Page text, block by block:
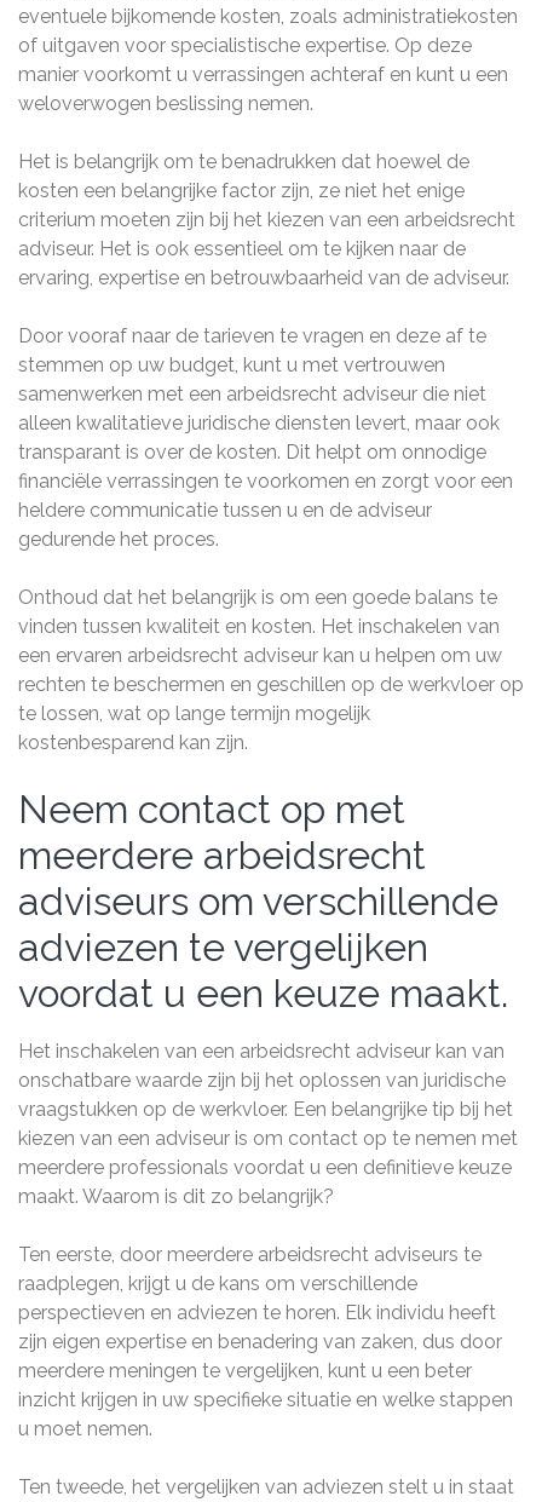
eventuele bijkomende kosten, zoals administratiekosten
of uitgaven voor specialistische expertise. Op deze
manier voorkomt u verrassingen achteraf en kunt u een
weloverwogen beslissing nemen.
Het is belangrijk om te benadrukken dat hoewel de
kosten een belangrijke factor zijn, ze niet het enige
criterium moeten zijn bij het kiezen van een arbeidsrecht
adviseur. Het is ook essentieel om te kijken naar de
ervaring, expertise en betrouwbaarheid van de adviseur.
Door vooraf naar de tarieven te vragen en deze af te
stemmen op uw budget, kunt u met vertrouwen
samenwerken met een arbeidsrecht adviseur die niet
alleen kwalitatieve juridische diensten levert, maar ook
transparant is over de kosten. Dit helpt om onnodige
financiële verrassingen te voorkomen en zorgt voor een
heldere communicatie tussen u en de adviseur
gedurende het proces.
Onthoud dat het belangrijk is om een goede balans te
vinden tussen kwaliteit en kosten. Het inschakelen van
een ervaren arbeidsrecht adviseur kan u helpen om uw
rechten te beschermen en geschillen op de werkvloer op
te lossen, wat op lange termijn mogelijk
kostenbesparend kan zijn.
Neem contact op met
meerdere arbeidsrecht
adviseurs om verschillende
adviezen te vergelijken
voordat u een keuze maakt.
Het inschakelen van een arbeidsrecht adviseur kan van
onschatbare waarde zijn bij het oplossen van juridische
vraagstukken op de werkvloer. Een belangrijke tip bij het
kiezen van een adviseur is om contact op te nemen met
meerdere professionals voordat u een definitieve keuze
maakt. Waarom is dit zo belangrijk?
Ten eerste, door meerdere arbeidsrecht adviseurs te
raadplegen, krijgt u de kans om verschillende
perspectieven en adviezen te horen. Elk individu heeft
zijn eigen expertise en benadering van zaken, dus door
meerdere meningen te vergelijken, kunt u een beter
inzicht krijgen in uw specifieke situatie en welke stappen
u moet nemen.
Ten tweede, het vergelijken van adviezen stelt u in staat